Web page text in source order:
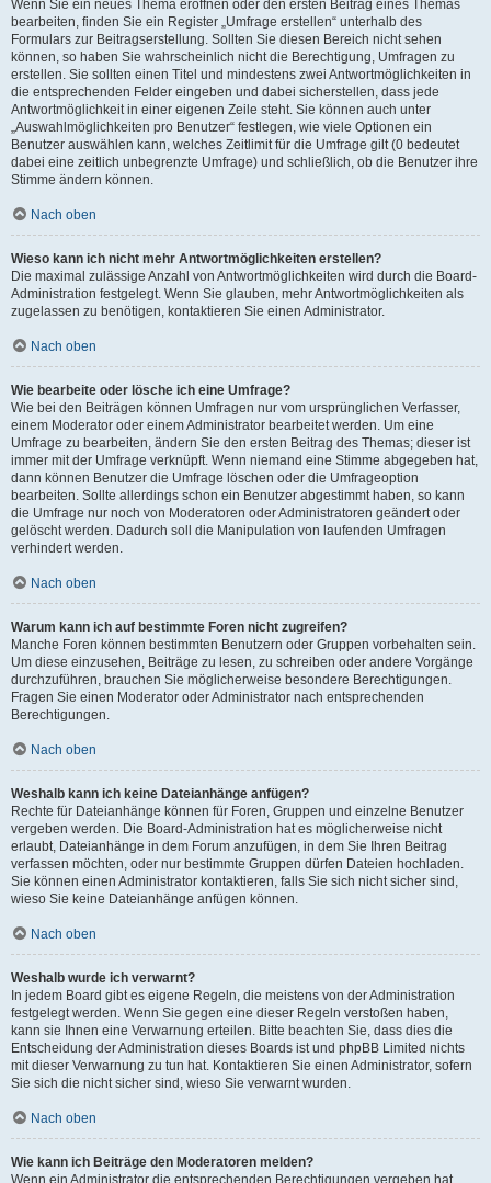
Wenn Sie ein neues Thema eröffnen oder den ersten Beitrag eines Themas
bearbeiten, finden Sie ein Register „Umfrage erstellen“ unterhalb des
Formulars zur Beitragserstellung. Sollten Sie diesen Bereich nicht sehen
können, so haben Sie wahrscheinlich nicht die Berechtigung, Umfragen zu
erstellen. Sie sollten einen Titel und mindestens zwei Antwortmöglichkeiten in
die entsprechenden Felder eingeben und dabei sicherstellen, dass jede
Antwortmöglichkeit in einer eigenen Zeile steht. Sie können auch unter
„Auswahlmöglichkeiten pro Benutzer“ festlegen, wie viele Optionen ein
Benutzer auswählen kann, welches Zeitlimit für die Umfrage gilt (0 bedeutet
dabei eine zeitlich unbegrenzte Umfrage) und schließlich, ob die Benutzer ihre
Stimme ändern können.
Nach oben
Wieso kann ich nicht mehr Antwortmöglichkeiten erstellen?
Die maximal zulässige Anzahl von Antwortmöglichkeiten wird durch die Board-
Administration festgelegt. Wenn Sie glauben, mehr Antwortmöglichkeiten als
zugelassen zu benötigen, kontaktieren Sie einen Administrator.
Nach oben
Wie bearbeite oder lösche ich eine Umfrage?
Wie bei den Beiträgen können Umfragen nur vom ursprünglichen Verfasser,
einem Moderator oder einem Administrator bearbeitet werden. Um eine
Umfrage zu bearbeiten, ändern Sie den ersten Beitrag des Themas; dieser ist
immer mit der Umfrage verknüpft. Wenn niemand eine Stimme abgegeben hat,
dann können Benutzer die Umfrage löschen oder die Umfrageoption
bearbeiten. Sollte allerdings schon ein Benutzer abgestimmt haben, so kann
die Umfrage nur noch von Moderatoren oder Administratoren geändert oder
gelöscht werden. Dadurch soll die Manipulation von laufenden Umfragen
verhindert werden.
Nach oben
Warum kann ich auf bestimmte Foren nicht zugreifen?
Manche Foren können bestimmten Benutzern oder Gruppen vorbehalten sein.
Um diese einzusehen, Beiträge zu lesen, zu schreiben oder andere Vorgänge
durchzuführen, brauchen Sie möglicherweise besondere Berechtigungen.
Fragen Sie einen Moderator oder Administrator nach entsprechenden
Berechtigungen.
Nach oben
Weshalb kann ich keine Dateianhänge anfügen?
Rechte für Dateianhänge können für Foren, Gruppen und einzelne Benutzer
vergeben werden. Die Board-Administration hat es möglicherweise nicht
erlaubt, Dateianhänge in dem Forum anzufügen, in dem Sie Ihren Beitrag
verfassen möchten, oder nur bestimmte Gruppen dürfen Dateien hochladen.
Sie können einen Administrator kontaktieren, falls Sie sich nicht sicher sind,
wieso Sie keine Dateianhänge anfügen können.
Nach oben
Weshalb wurde ich verwarnt?
In jedem Board gibt es eigene Regeln, die meistens von der Administration
festgelegt werden. Wenn Sie gegen eine dieser Regeln verstoßen haben,
kann sie Ihnen eine Verwarnung erteilen. Bitte beachten Sie, dass dies die
Entscheidung der Administration dieses Boards ist und phpBB Limited nichts
mit dieser Verwarnung zu tun hat. Kontaktieren Sie einen Administrator, sofern
Sie sich die nicht sicher sind, wieso Sie verwarnt wurden.
Nach oben
Wie kann ich Beiträge den Moderatoren melden?
Wenn ein Administrator die entsprechenden Berechtigungen vergeben hat,